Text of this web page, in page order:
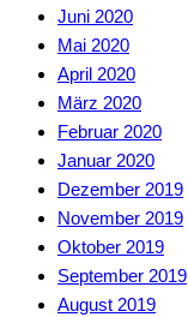
Juni 2020
Mai 2020
April 2020
März 2020
Februar 2020
Januar 2020
Dezember 2019
November 2019
Oktober 2019
September 2019
August 2019